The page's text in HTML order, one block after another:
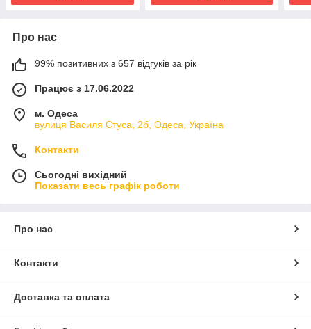
Про нас
99% позитивних з 657 відгуків за рік
Працює з 17.06.2022
м. Одеса
вулиця Василя Стуса, 2б, Одеса, Україна
Контакти
Сьогодні вихідний
Показати весь графік роботи
Про нас
Контакти
Доставка та оплата